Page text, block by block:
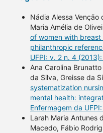
Nádia Alessa Venção
Maria Amélia de
of women with
philanthropic
UFPI: v. 2 n. 4
Ana Carolina
da Silva, Greisse da
systematization
mental health:
Enfermagem da
Larah Maria Antunes
Macedo, Fábio